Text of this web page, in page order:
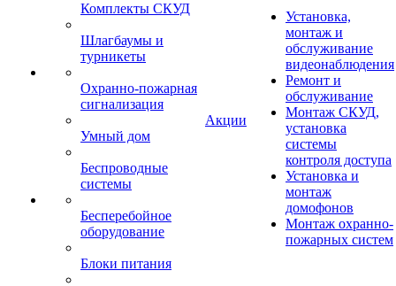
Комплекты СКУД
Шлагбаумы и
турникеты
Охранно-пожарная
сигнализация
Умный дом
Беспроводные
системы
Бесперебойное
оборудование
Блоки питания
Акции
Установка,
монтаж и
обслуживание
видеонаблюдения
Ремонт и
обслуживание
Монтаж СКУД,
установка
системы
контроля доступа
Установка и
монтаж
домофонов
Монтаж охранно-
пожарных систем